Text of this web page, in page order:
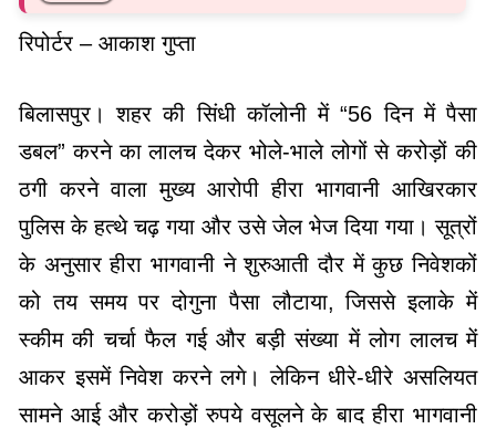
रिपोर्टर – आकाश गुप्ता
बिलासपुर। शहर की सिंधी कॉलोनी में “56 दिन में पैसा
डबल” करने का लालच देकर भोले-भाले लोगों से करोड़ों की
ठगी करने वाला मुख्य आरोपी हीरा भागवानी आखिरकार
पुलिस के हत्थे चढ़ गया और उसे जेल भेज दिया गया। सूत्रों
के अनुसार हीरा भागवानी ने शुरुआती दौर में कुछ निवेशकों
को तय समय पर दोगुना पैसा लौटाया, जिससे इलाके में
स्कीम की चर्चा फैल गई और बड़ी संख्या में लोग लालच में
आकर इसमें निवेश करने लगे। लेकिन धीरे-धीरे असलियत
सामने आई और करोड़ों रुपये वसूलने के बाद हीरा भागवानी